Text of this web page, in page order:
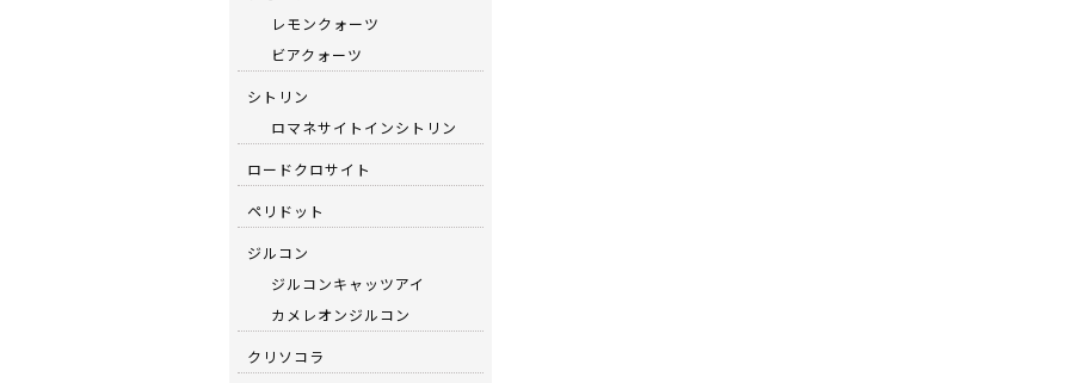
レモンクォーツ
ビアクォーツ
シトリン
ロマネサイトインシトリン
ロードクロサイト
ペリドット
ジルコン
ジルコンキャッツアイ
カメレオンジルコン
クリソコラ